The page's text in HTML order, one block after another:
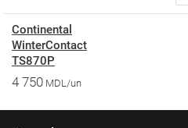
Continental
WinterContact
TS870P
4 750 MDL/un